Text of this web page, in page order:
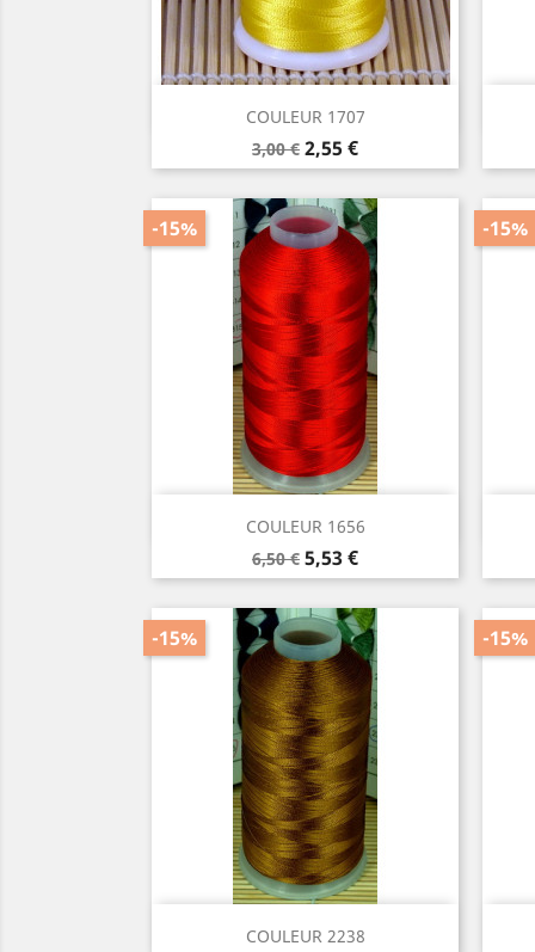
COULEUR 1707
Prix
de
base
3,00 € Prix
2,55 €
Aperçu rapide
COULEUR 1656
Prix
de
base
6,50 €
-15%
Prix
5,53 €
Aperçu rapide
-15%
COULEUR 2238
-15%
Aperçu rapide
-15%